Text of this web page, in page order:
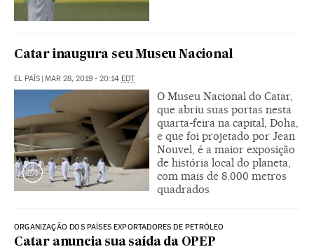
Catar inaugura seu Museu Nacional
EL PAÍS | MAR 28, 2019 - 20:14 EDT
O Museu Nacional do Catar,
que abriu suas portas nesta
quarta-feira na capital, Doha,
e que foi projetado por Jean
Nouvel, é a maior exposição
de história local do planeta,
com mais de 8.000 metros
quadrados
ORGANIZAÇÃO DOS PAÍSES EXPORTADORES DE PETRÓLEO
Catar anuncia sua saída da OPEP